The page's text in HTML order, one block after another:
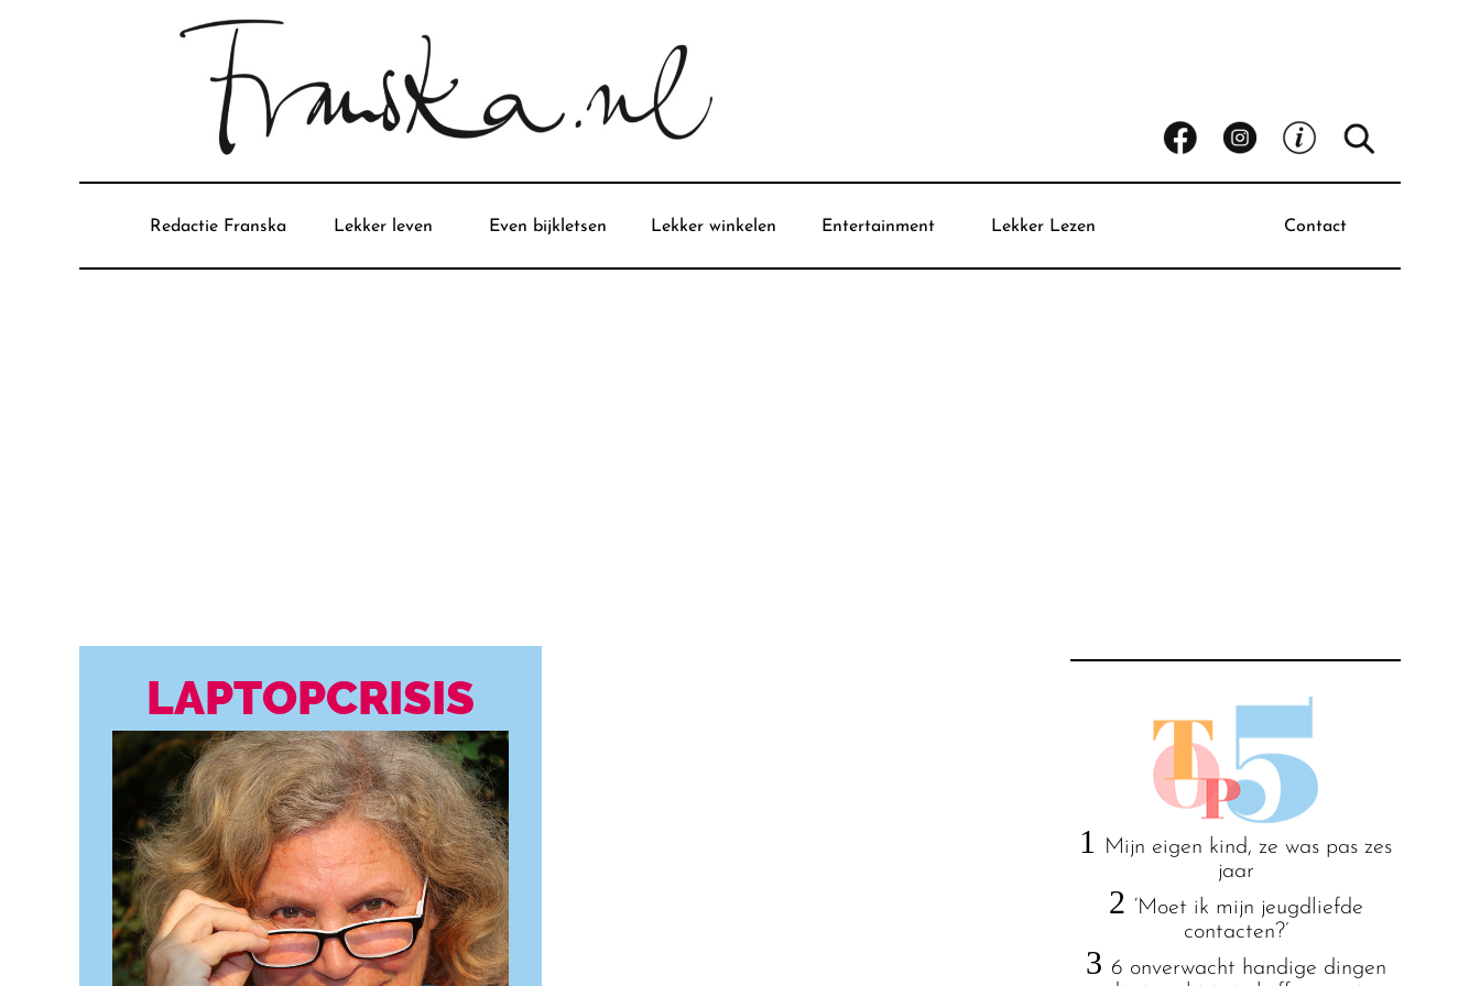
Redactie Franska Lekker leven Even bijkletsen Lekker winkelen Entertainment Lekker Lezen Contact
LAPTOPCRISIS
1
Mijn eigen kind, ze was pas zes
jaar
2 ‘Moet ik mijn jeugdliefde
contacten?’
3 6 onverwacht handige dingen